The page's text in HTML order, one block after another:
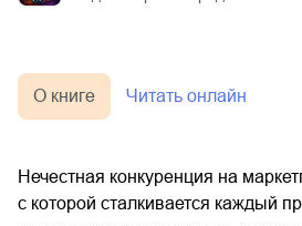
О книге Читать онлайн
Нечестная конкуренция на
с которой сталкивается каждый